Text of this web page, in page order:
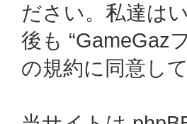
ださい。私達は
後も “GameGaz
の規約に同意し